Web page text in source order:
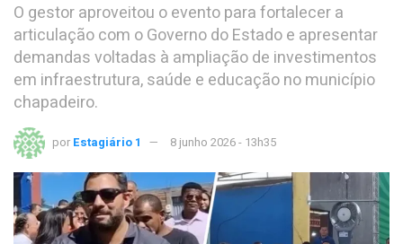
O gestor aproveitou o evento para fortalecer a
articulação com o Governo do Estado e apresentar
demandas voltadas à ampliação de investimentos
em infraestrutura, saúde e educação no município
chapadeiro.
por Estagiário 1 8 junho 2026 - 13h35